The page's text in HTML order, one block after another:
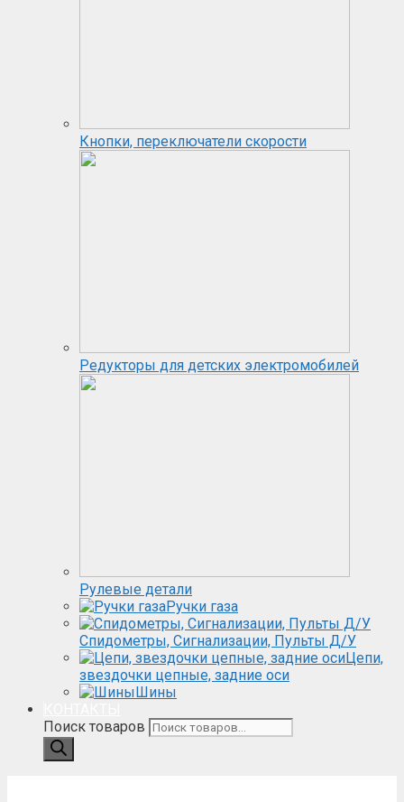
Кнопки, переключатели скорости
Редукторы для детских электромобилей
Рулевые детали
Ручки газа
Спидометры, Сигнализации, Пульты Д/У
Цепи,
звездочки цепные, задние оси
Шины
Поиск товаров